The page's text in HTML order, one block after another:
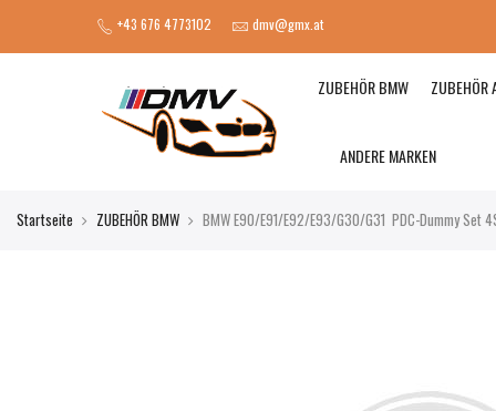
+43 676 4773102 dmv@gmx.at
ZUBEHÖR BMW ZUBEHÖR
ANDERE MARKEN
Startseite ZUBEHÖR BMW BMW E90/E91/E92/E93/G30/G31 PDC-Dummy Set